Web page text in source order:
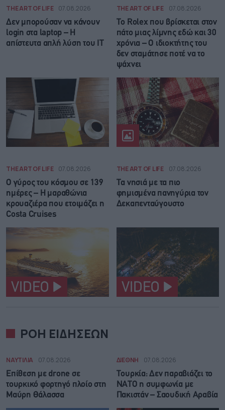
THE ART OF LIFE 07.08.2026
Δεν μπορούσαν να κάνουν
login στα laptop – Η
απίστευτα απλή λύση του IT
THE ART OF LIFE 07.08.2026
Το Rolex που βρίσκεται στον
πάτο μιας λίμνης εδώ και 30
χρόνια – Ο ιδιοκτήτης του
δεν σταμάτησε ποτέ να το
ψάχνει
THE ART OF LIFE 07.08.2026
Ο γύρος του κόσμου σε 139
ημέρες – Η μαραθώνια
κρουαζιέρα που ετοιμάζει η
Costa Cruises
VIDEO
THE ART OF LIFE 07.08.2026
Τα νησιά με τα πιο
φημισμένα πανηγύρια τον
Δεκαπενταύγουστο
VIDEO
ΡΟΗ ΕΙΔΗΣΕΩΝ
ΝΑΥΤΙΛΙΑ 07.08.2026
Επίθεση με drone σε
τουρκικό φορτηγό πλοίο στη
Μαύρη Θάλασσα
ΔΙΕΘΝΗ 07.08.2026
Τουρκία: Δεν παραβιάζει το
ΝΑΤΟ η συμφωνία με
Πακιστάν – Σαουδική Αραβία